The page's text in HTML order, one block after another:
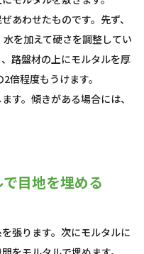
あわせたものです。先ず、
を加えて硬さを調整してい
路盤材の上にモルタルを厚
倍程度もうけます。
す。傾きがある場合には、
目地を埋める
張ります。次にモルタルに